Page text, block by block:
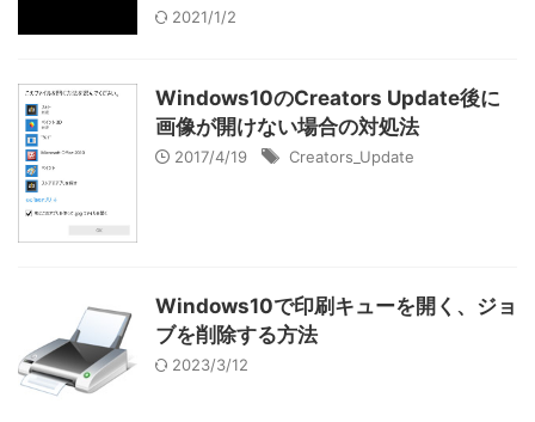
2021/1/2
Windows10のCreators Update後に
画像が開けない場合の対処法
2017/4/19 Creators_Update
Windows10で印刷キューを開く、ジョ
ブを削除する方法
2023/3/12